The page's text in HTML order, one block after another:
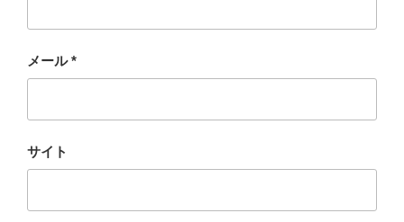
メール*
サイト